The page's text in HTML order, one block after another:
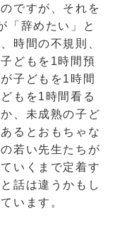
ですが、それを
「辞めたい」と
時間の不規則、
どもを1時間預
子どもを1時間
もを1時間看る
、未成熟の子ど
るとおもちゃな
若い先生たちが
いくまで定着す
話は違うかもし
います。